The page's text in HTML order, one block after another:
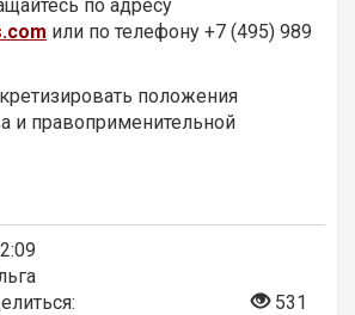
по адресу
или по телефону +7 (495) 989
положения
и правоприменительной
531